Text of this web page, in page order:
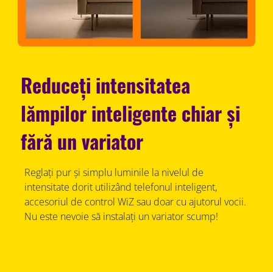
Reduceți intensitatea
lămpilor inteligente chiar și
fără un variator
Reglați pur și simplu luminile la nivelul de
intensitate dorit utilizând telefonul inteligent,
accesoriul de control WiZ sau doar cu ajutorul vocii.
Nu este nevoie să instalați un variator scump!